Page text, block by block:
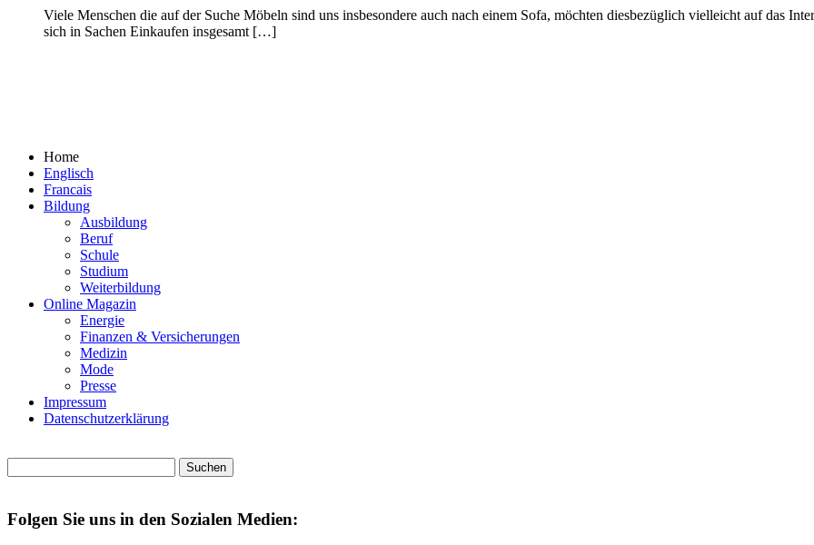
Viele Menschen die auf der Suche Möbeln sind uns insbesondere auch nach einem Sofa, möchten diesbezüglich vielleicht auf das
sich in Sachen Einkaufen insgesamt […]
Home
Englisch
Francais
Bildung
Ausbildung
Beruf
Schule
Studium
Weiterbildung
Online Magazin
Energie
Finanzen & Versicherungen
Medizin
Mode
Presse
Impressum
Datenschutzerklärung
Folgen Sie uns in den Sozialen Medien: